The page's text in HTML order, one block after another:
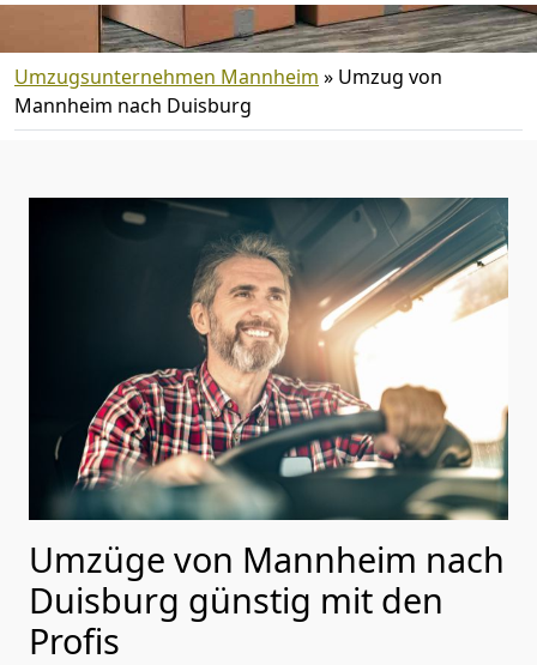
Umzugsunternehmen Mannheim » Umzug von
Mannheim nach Duisburg
Umzüge von Mannheim nach
Duisburg günstig mit den
Profis